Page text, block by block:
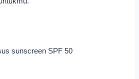
sunscreen SPF 50